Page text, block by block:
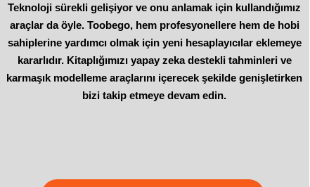
Teknoloji sürekli gelişiyor ve onu anlamak için kullandığımız
araçlar da öyle. Toobego, hem profesyonellere hem de hobi
sahiplerine yardımcı olmak için yeni hesaplayıcılar eklemeye
kararlıdır. Kitaplığımızı yapay zeka destekli tahminleri ve
karmaşık modelleme araçlarını içerecek şekilde genişletirken
bizi takip etmeye devam edin.